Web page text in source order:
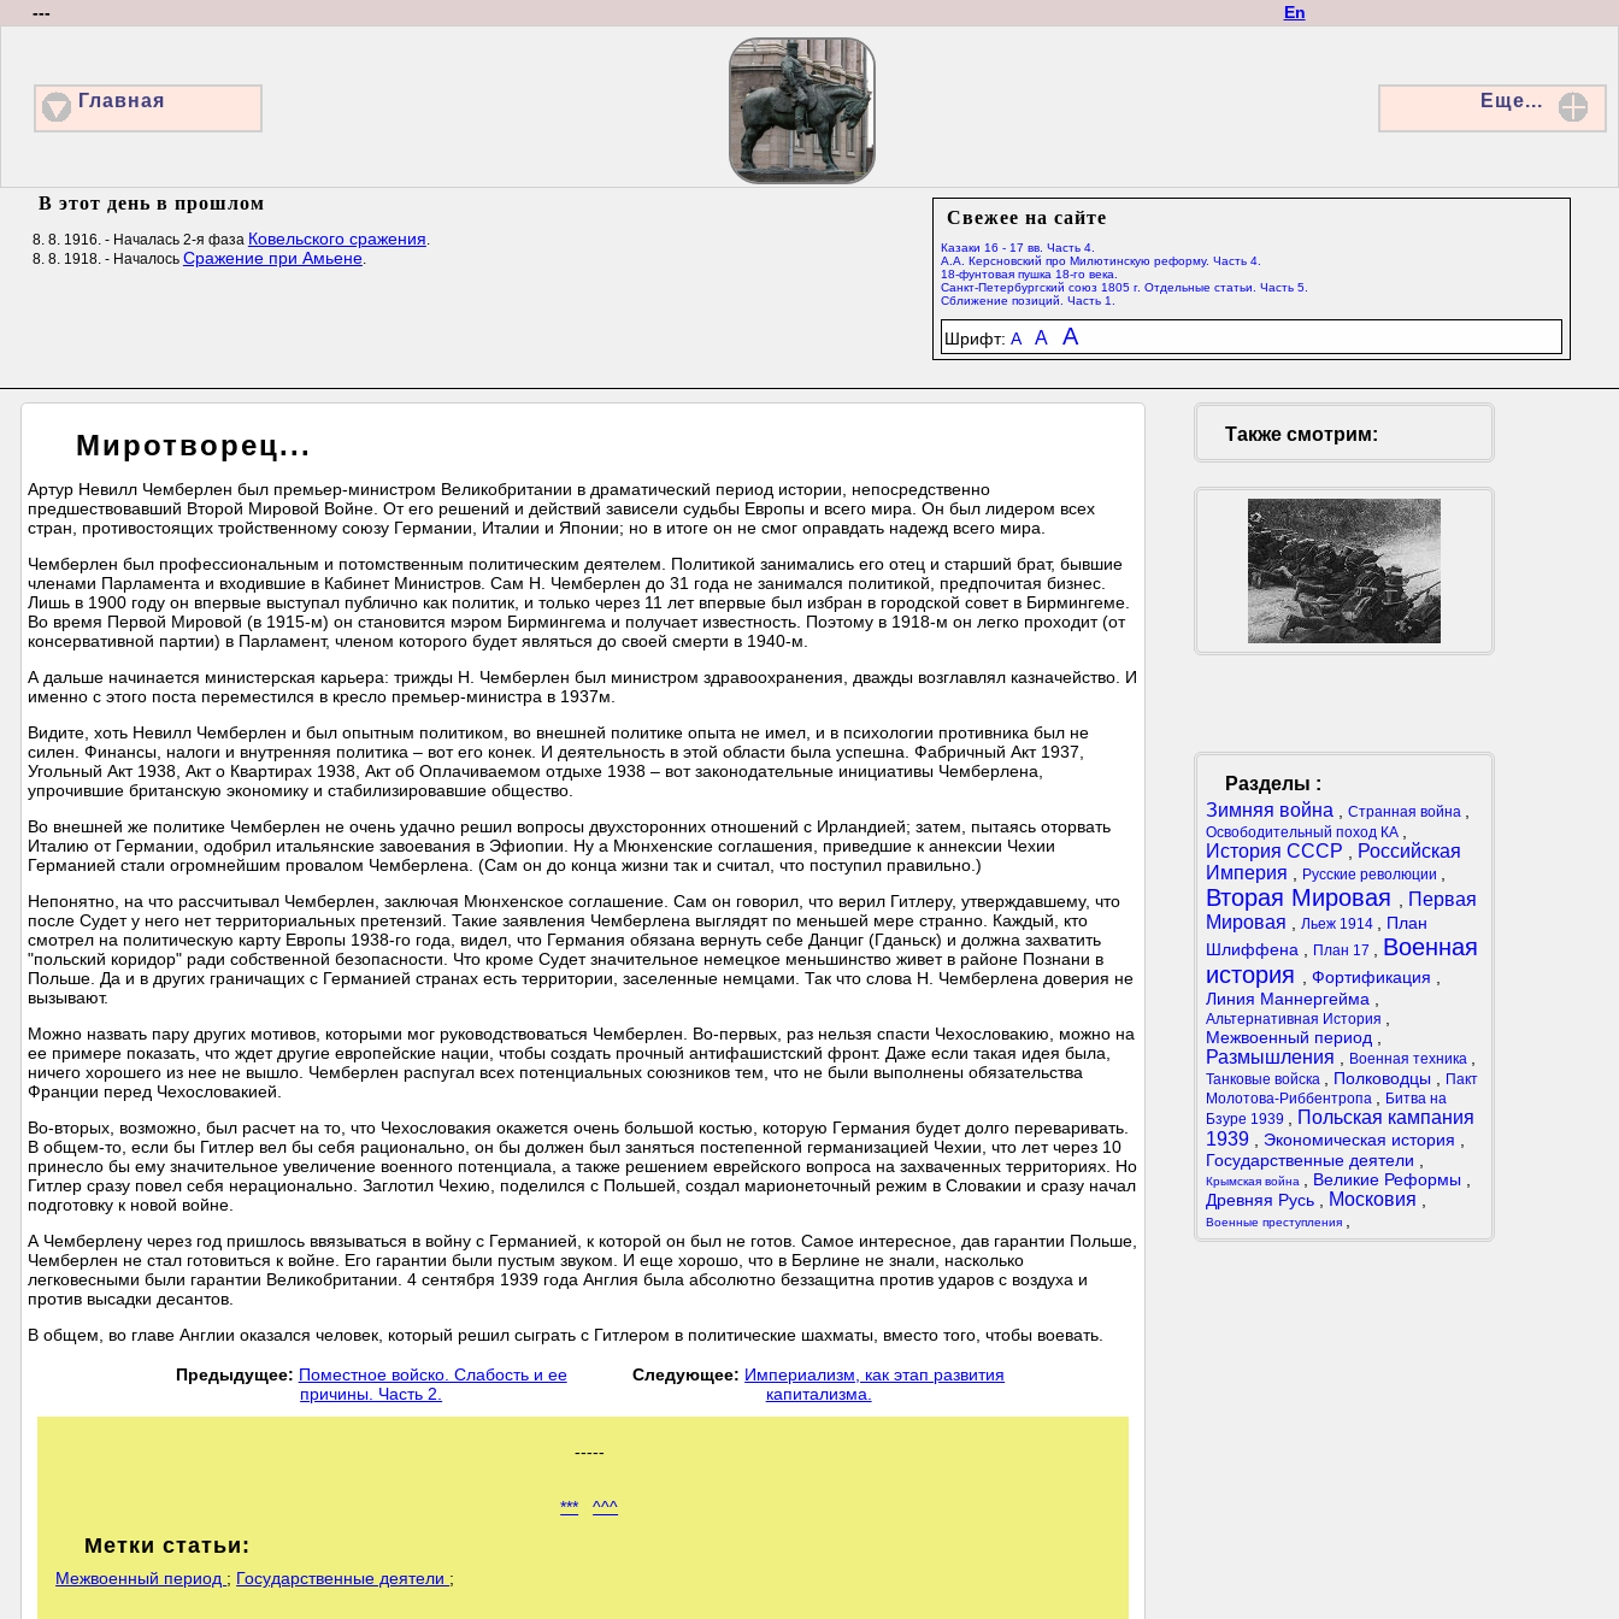
En
---
Главная Еще...
Свежее на сайте
Казаки 16 - 17 вв. Часть 4.
А.А. Керсновский про Милютинскую реформу. Часть 4.
18-фунтовая пушка 18-го века.
Санкт-Петербургский союз 1805 г. Отдельные статьи. Часть 5.
Сближение позиций. Часть 1.
Шрифт:A A A
В этот день в прошлом
8. 8. 1916. - Началась 2-я фаза Ковельского сражения.
8. 8. 1918. - Началось Сражение при Амьене.
Миротворец...
Артур Невилл Чемберлен был премьер-министром Великобритании в драматический период истории, непосредственно
предшествовавший Второй Мировой Войне. От его решений и действий зависели судьбы Европы и всего мира. Он был лидером всех
стран, противостоящих тройственному союзу Германии, Италии и Японии; но в итоге он не смог оправдать надежд всего мира.
Чемберлен был профессиональным и потомственным политическим деятелем. Политикой занимались его отец и старший брат, бывшие
членами Парламента и входившие в Кабинет Министров. Сам Н. Чемберлен до 31 года не занимался политикой, предпочитая бизнес.
Лишь в 1900 году он впервые выступал публично как политик, и только через 11 лет впервые был избран в городской совет в Бирмингеме.
Во время Первой Мировой (в 1915-м) он становится мэром Бирмингема и получает известность. Поэтому в 1918-м он легко проходит (от
консервативной партии) в Парламент, членом которого будет являться до своей смерти в 1940-м.
А дальше начинается министерская карьера: трижды Н. Чемберлен был министром здравоохранения, дважды возглавлял казначейство. И
именно с этого поста переместился в кресло премьер-министра в 1937м.
Видите, хоть Невилл Чемберлен и был опытным политиком, во внешней политике опыта не имел, и в психологии противника был не
силен. Финансы, налоги и внутренняя политика – вот его конек. И деятельность в этой области была успешна. Фабричный Акт 1937,
Угольный Акт 1938, Акт о Квартирах 1938, Акт об Оплачиваемом отдыхе 1938 – вот законодательные инициативы Чемберлена,
упрочившие британскую экономику и стабилизировавшие общество.
Во внешней же политике Чемберлен не очень удачно решил вопросы двухсторонних отношений с Ирландией; затем, пытаясь оторвать
Италию от Германии, одобрил итальянские завоевания в Эфиопии. Ну а Мюнхенские соглашения, приведшие к аннексии Чехии
Германией стали огромнейшим провалом Чемберлена. (Сам он до конца жизни так и считал, что поступил правильно.)
Непонятно, на что рассчитывал Чемберлен, заключая Мюнхенское соглашение. Сам он говорил, что верил Гитлеру, утверждавшему, что
после Судет у него нет территориальных претензий. Такие заявления Чемберлена выглядят по меньшей мере странно. Каждый, кто
смотрел на политическую карту Европы 1938-го года, видел, что Германия обязана вернуть себе Данциг (Гданьск) и должна захватить
"польский коридор" ради собственной безопасности. Что кроме Судет значительное немецкое меньшинство живет в районе Познани в
Польше. Да и в других граничащих с Германией странах есть территории, заселенные немцами. Так что слова Н. Чемберлена доверия не
вызывают.
Можно назвать пару других мотивов, которыми мог руководствоваться Чемберлен. Во-первых, раз нельзя спасти Чехословакию, можно на
ее примере показать, что ждет другие европейские нации, чтобы создать прочный антифашистский фронт. Даже если такая идея была,
ничего хорошего из нее не вышло. Чемберлен распугал всех потенциальных союзников тем, что не были выполнены обязательства
Франции перед Чехословакией.
Во-вторых, возможно, был расчет на то, что Чехословакия окажется очень большой костью, которую Германия будет долго переваривать.
В общем-то, если бы Гитлер вел бы себя рационально, он бы должен был заняться постепенной германизацией Чехии, что лет через 10
принесло бы ему значительное увеличение военного потенциала, а также решением еврейского вопроса на захваченных территориях. Но
Гитлер сразу повел себя нерационально. Заглотил Чехию, поделился с Польшей, создал марионеточный режим в Словакии и сразу начал
подготовку к новой войне.
А Чемберлену через год пришлось ввязываться в войну с Германией, к которой он был не готов. Самое интересное, дав гарантии Польше,
Чемберлен не стал готовиться к войне. Его гарантии были пустым звуком. И еще хорошо, что в Берлине не знали, насколько
легковесными были гарантии Великобритании. 4 сентября 1939 года Англия была абсолютно беззащитна против ударов с воздуха и
против высадки десантов.
В общем, во главе Англии оказался человек, который решил сыграть с Гитлером в политические шахматы, вместо того, чтобы воевать.
Предыдущее: Поместное войско. Слабость и ее
причины. Часть 2.
Следующее: Империализм, как этап развития
капитализма.
-----
*** ^^^
Метки статьи:
Межвоенный период ; Государственные деятели ;
Также смотрим:
Разделы :
Зимняя война
Странная война
Освободительный поход КА
История СССР
Российская
Империя
Русские революции
Вторая Мировая
Первая
Мировая
Льеж 1914
План
Шлиффена
План 17
Военная
история
Фортификация
Линия Маннергейма
Альтернативная История
Межвоенный период
Размышления Военная техника
Танковые войска Полководцы
Пакт
Молотова-Риббентропа
Битва на
Бзуре 1939
Польская кампания
1939
Экономическая история
Государственные деятели
Крымская война Великие Реформы
Древняя Русь
Московия
Военные преступления